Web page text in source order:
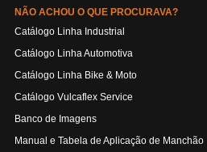
NÃO ACHOU O QUE PROCURAVA?
Catálogo Linha Industrial
Catálogo Linha Automotiva
Catálogo Linha Bike & Moto
Catálogo Vulcaflex Service
Banco de Imagens
Manual e Tabela de Aplicação de Manchão